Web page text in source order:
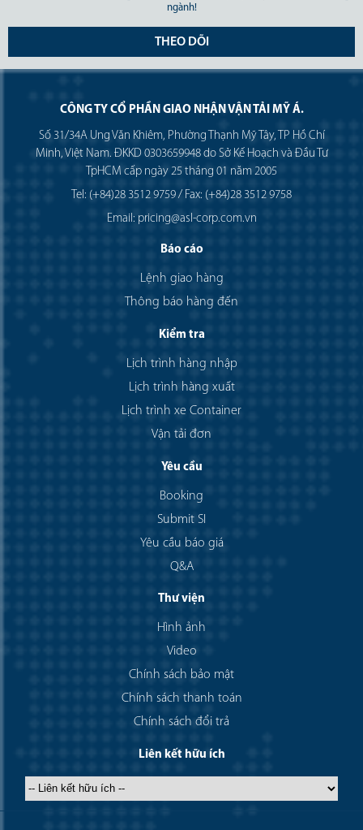
ngành!
THEO DÕI
CÔNG TY CỔ PHẦN GIAO NHẬN VẬN TẢI MỸ Á.
Số 31/34A Ung Văn Khiêm, Phường Thạnh Mỹ Tây, TP Hồ Chí
Minh, Việt Nam. ĐKKD 0303659948 do Sở Kế Hoạch và Đầu Tư
TpHCM cấp ngày 25 tháng 01 năm 2005
Tel: (+84)28 3512 9759 / Fax: (+84)28 3512 9758
Email: pricing@asl-corp.com.vn
Báo cáo
Lệnh giao hàng
Thông báo hàng đến
Kiểm tra
Lịch trình hàng nhập
Lịch trình hàng xuất
Lịch trình xe Container
Vận tải đơn
Yêu cầu
Booking
Submit SI
Yêu cầu báo giá
Q&A
Thư viện
Hình ảnh
Video
Chính sách bảo mật
Chính sách thanh toán
Chính sách đổi trả
Liên kết hữu ích